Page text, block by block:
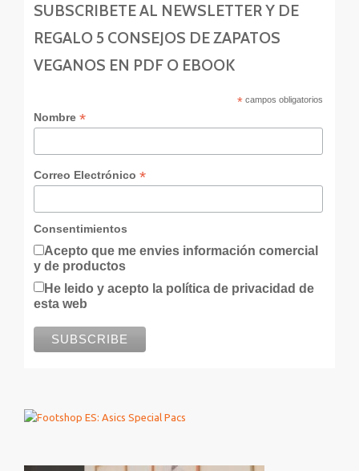
SUBSCRIBETE AL NEWSLETTER Y DE
REGALO 5 CONSEJOS DE ZAPATOS
VEGANOS EN PDF O EBOOK
*campos obligatorios
Nombre *
Correo Electrónico *
Consentimientos
Acepto que me envies información comercial
y de productos
He leido y acepto la política de privacidad de
esta web